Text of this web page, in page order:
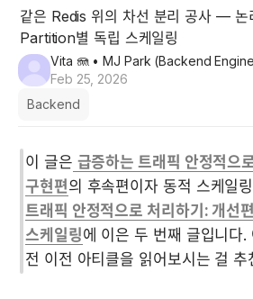
같은 Redis 위의 차선 분리 공사 — 논
Partition별 독립 스케일링
Vita 🪼• MJ Park (Backend
Feb 25, 2026
Backend
이 글은 급증하는 트래픽 안정적으
구현편의 후속편이자 동적 스케일
트래픽 안정적으로 처리하기: 개선
스케일링에 이은 두 번째 글입니다.
전 이전 아티클을 읽어보시는 걸 추